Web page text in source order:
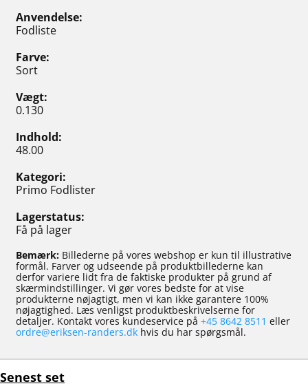
Anvendelse
Fodliste
Farve
Sort
Vægt
0.130
Indhold
48.00
Kategori
Primo Fodlister
Lagerstatus
Få på lager
Bemærk: Billederne på vores webshop er kun til illustrative
formål. Farver og udseende på produktbillederne kan
derfor variere lidt fra de faktiske produkter på grund af
skærmindstillinger. Vi gør vores bedste for at vise
produkterne nøjagtigt, men vi kan ikke garantere 100%
nøjagtighed. Læs venligst produktbeskrivelserne for
detaljer. Kontakt vores kundeservice på +45 8642 8511 eller
ordre@eriksen-randers.dk hvis du har spørgsmål.
Senest set